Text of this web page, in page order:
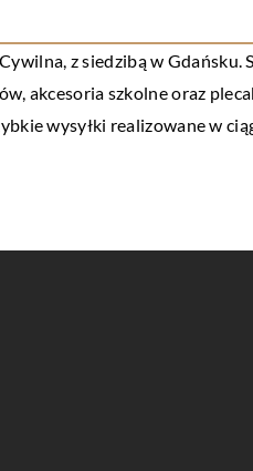
z siedzibą w Gdańsku.
akcesoria szkolne oraz
wysyłki realizowane w